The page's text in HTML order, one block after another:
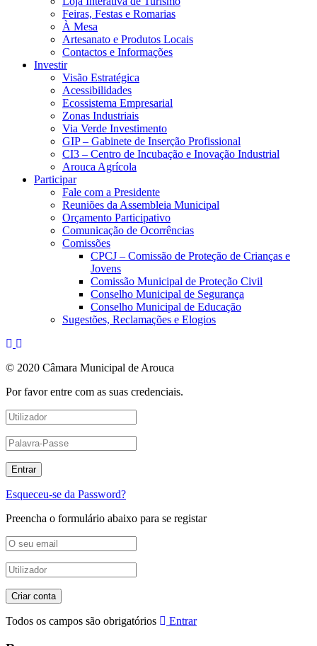
Feiras, Festas e Romarias
À Mesa
Artesanato e Produtos Locais
Contactos e Informações
Investir
Visão Estratégica
Acessibilidades
Ecossistema Empresarial
Zonas Industriais
Via Verde Investimento
GIP – Gabinete de Inserção Profissional
CI3 – Centro de Incubação e Inovação Industrial
Arouca Agrícola
Participar
Fale com a Presidente
Reuniões da Assembleia Municipal
Orçamento Participativo
Comunicação de Ocorrências
Comissões
CPCJ – Comissão de Proteção de Crianças e
Jovens
Comissão Municipal de Proteção Civil
Conselho Municipal de Segurança
Conselho Municipal de Educação
Sugestões, Reclamações e Elogios
© 2020 Câmara Municipal de Arouca
Por favor entre com as suas credenciais.
Esqueceu-se da Password?
Preencha o formulário abaixo para se registar
Todos os campos são obrigatórios Entrar